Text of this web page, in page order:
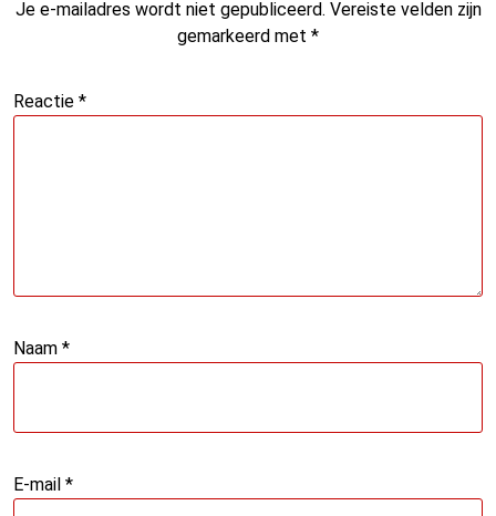
Je e-mailadres wordt niet gepubliceerd. Vereiste velden zijn
gemarkeerd met *
Reactie *
Naam *
E-mail *